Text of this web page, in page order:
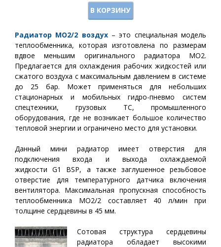
В КОРЗИНУ
Радиатор МО2/2 воздух – это специальная модель
теплообменника, которая изготовлена по размерам
вдвое меньшим оригинального радиатора МО2.
Предлагается для охлаждения рабочих жидкостей или
сжатого воздуха с максимальным давлением в системе
до 25 бар. Может применяться для небольших
стационарных и мобильных гидро-пневмо систем
спецтехники, грузовых ТС, промышленного
оборудования, где не возникает большое количество
тепловой энергии и ограничено место для установки.
Данный мини радиатор имеет отверстия для
подключения входа и выхода охлаждаемой
жидкости G1 BSP, а также заглушенное резьбовое
отверстие для температурного датчика включения
вентилятора. Максимальная пропускная способность
теплообменника МО2/2 составляет 40 л/мин при
толщине сердцевины в 45 мм.
Сотовая структура сердцевины
радиатора обладает высокими